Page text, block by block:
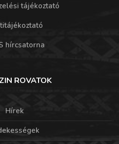
tájékoztató
hírcsatorna
ROVATOK
Hírek